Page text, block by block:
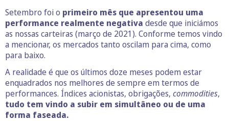
Setembro foi o primeiro mês que apresentou uma
performance realmente negativa desde que iniciámos
as nossas carteiras (março de 2021). Conforme temos vindo
a mencionar, os mercados tanto oscilam para cima, como
para baixo.
A realidade é que os últimos doze meses podem estar
enquadrados nos melhores de sempre em termos de
performances. Índices acionistas, obrigações, commodities,
tudo tem vindo a subir em simultâneo ou de uma
forma faseada.